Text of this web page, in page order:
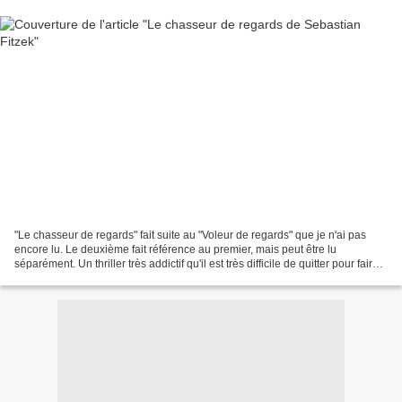
"Le chasseur de regards" fait suite au "Voleur de regards" que je n'ai pas
encore lu. Le deuxième fait référence au premier, mais peut être lu
séparément. Un thriller très addictif qu'il est très difficile de quitter pour faire